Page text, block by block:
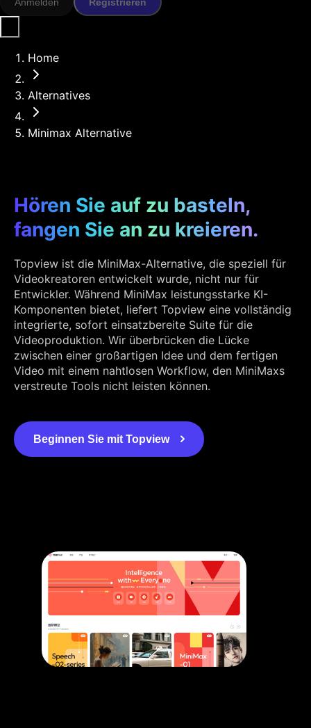
Home
Alternatives
Minimax Alternative
Hören Sie auf zu basteln,
fangen Sie an zu kreieren.
Topview ist die MiniMax-Alternative, die speziell für
Videokreatoren entwickelt wurde, nicht nur für
Entwickler. Während MiniMax leistungsstarke KI-
Komponenten bietet, liefert Topview eine vollständig
integrierte, sofort einsatzbereite Suite für die
Videoproduktion. Wir überbrücken die Lücke
zwischen einer großartigen Idee und dem fertigen
Video mit einem nahtlosen Workflow, den MiniMaxs
verstreute Tools nicht leisten können.
Beginnen Sie mit Topview